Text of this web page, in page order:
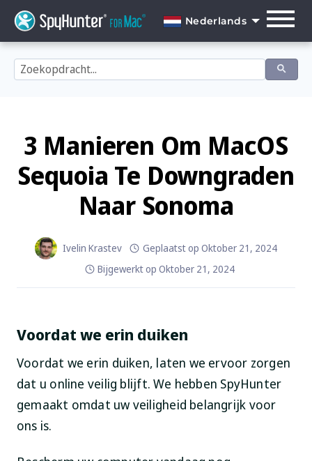
content
Nederlands
English
Français
Italiano
Nederlands
Norsk
Português
3 Manieren Om MacOS
Sequoia Te Downgraden
Naar Sonoma
Ivelin Krastev Geplaatst op Oktober 21, 2024
Bijgewerkt op Oktober 21, 2024
Voordat we erin duiken
Voordat we erin duiken, laten we ervoor zorgen
dat u online veilig blijft. We hebben SpyHunter
gemaakt omdat uw veiligheid belangrijk voor
ons is.